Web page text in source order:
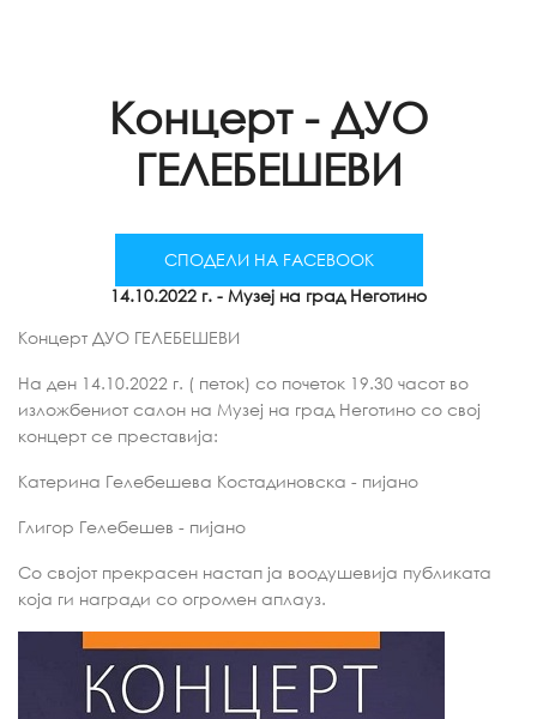
Концерт - ДУО
ГЕЛЕБЕШЕВИ
СПОДЕЛИ НА FACEBOOK
14.10.2022 г. - Музеј на град Неготино
Концерт ДУО ГЕЛЕБЕШЕВИ
На ден 14.10.2022 г. ( петок) со почеток 19.30 часот во
изложбениот салон на Музеј на град Неготино со свој
концерт се преставија:
Катерина Гелебешева Костадиновска - пијано
Глигор Гелебешев - пијано
Со својот прекрасен настап ја воодушевија публиката
која ги награди со огромен аплауз.